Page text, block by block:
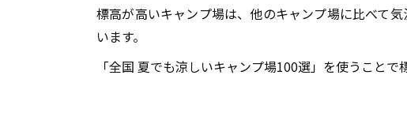
標高が高いキャンプ場は、他のキャンプ場に比べて
います。
「全国 夏でも涼しいキャンプ場100選」を使うこと